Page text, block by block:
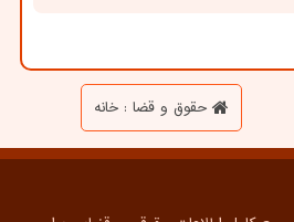
حقوق و قضا : خانه